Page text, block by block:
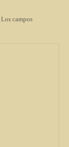
Los campos